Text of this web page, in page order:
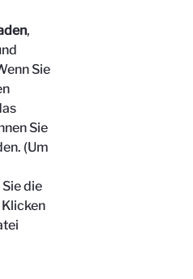
,
Sie
Sie
(Um
die